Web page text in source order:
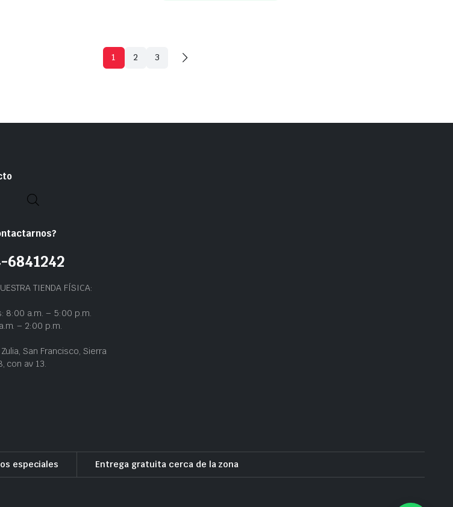
1 2 3
6841242
TIENDA FÍSICA:
8:00 a.m. – 5:00 p.m.
– 2:00 p.m.
San Francisco, Sierra
con av 13.
especiales Entrega gratuita cerca de la zona